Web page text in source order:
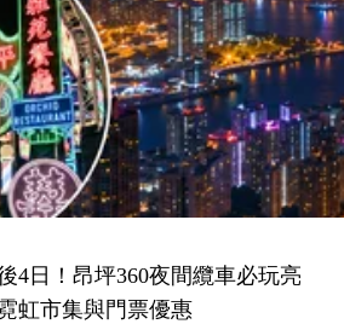
4日！昂坪360夜間纜車必玩亮
虹市集與門票優惠